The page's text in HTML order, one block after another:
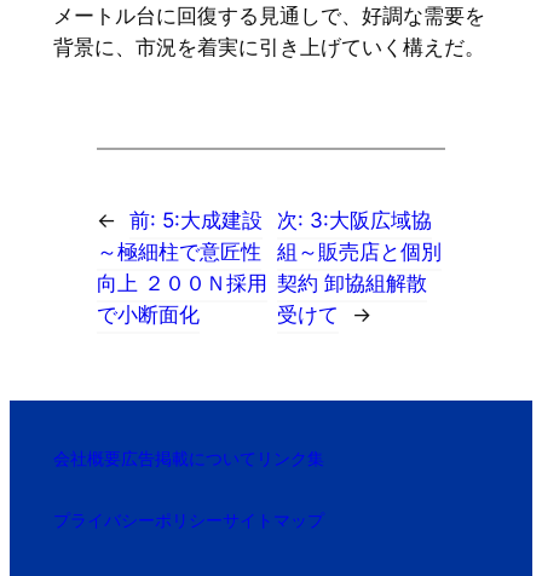
メートル台に回復する見通しで、好調な需要を
背景に、市況を着実に引き上げていく構えだ。
← 前: 5:大成建設
～極細柱で意匠性
向上 ２００Ｎ採用
で小断面化
次: 3:大阪広域協
組～販売店と個別
契約 卸協組解散
受けて
→
会社概要広告掲載について リンク集
プライバシーポリシーサイトマップ